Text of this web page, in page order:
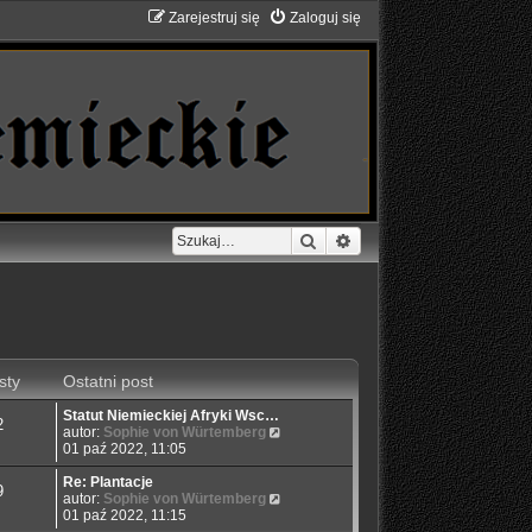
Zaloguj się
Zarejestruj się
Szukaj Wyszukiwanie
Ostatni post
Statut Niemieckiej Afryki Wsc…
autor: Sophie von Würtemberg
ś
01 paź 2022, 11:05
Re: Plantacje
autor: Sophie von Würtemberg
01 paź 2022, 11:15